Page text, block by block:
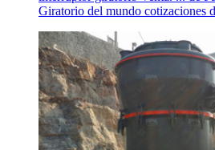
Giratorio del mundo cotizaciones